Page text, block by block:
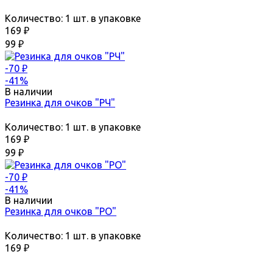
Количество: 1 шт. в упаковке
169 ₽
99 ₽
-70 ₽
-41%
В наличии
Резинка для очков "РЧ"
Количество: 1 шт. в упаковке
169 ₽
99 ₽
-70 ₽
-41%
В наличии
Резинка для очков "РО"
Количество: 1 шт. в упаковке
169 ₽